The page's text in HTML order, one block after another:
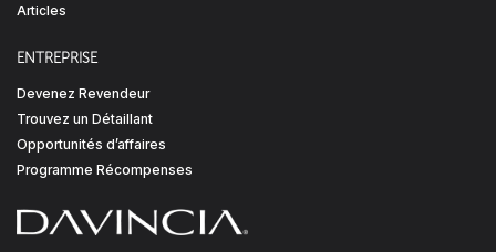
Articles
ENTREPRISE
Devenez Revendeur
Trouvez un Détaillant
Opportunités d’affaires
Programme Récompenses